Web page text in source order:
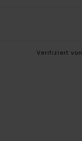
Verifiziert von